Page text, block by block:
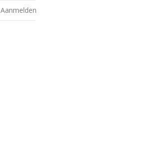
Aanmelden